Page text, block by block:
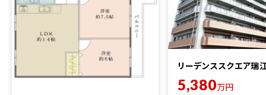
リーデンススクエア瑞
5,380万円